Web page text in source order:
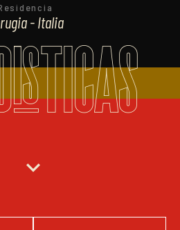
- Italia
expand_more